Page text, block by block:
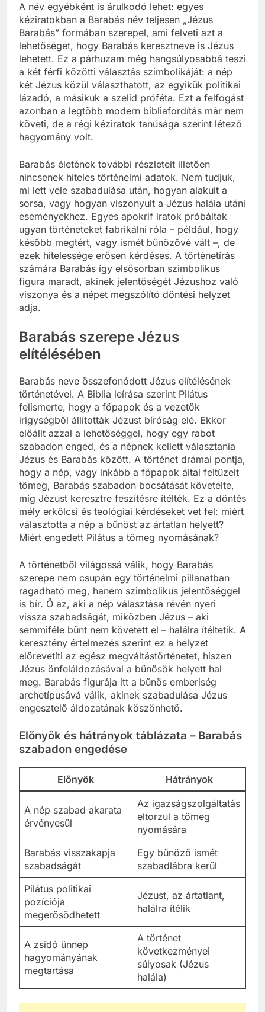
A név egyébként is árulkodó lehet: egyes
kéziratokban a Barabás név teljesen „Jézus
Barabás” formában szerepel, ami felveti azt a
lehetőséget, hogy Barabás keresztneve is Jézus
lehetett. Ez a párhuzam még hangsúlyosabbá teszi
a két férfi közötti választás szimbolikáját: a nép
két Jézus közül választhatott, az egyikük politikai
lázadó, a másikuk a szelíd próféta. Ezt a felfogást
azonban a legtöbb modern bibliafordítás már nem
követi, de a régi kéziratok tanúsága szerint létező
hagyomány volt.
Barabás életének további részleteit illetően
nincsenek hiteles történelmi adatok. Nem tudjuk,
mi lett vele szabadulása után, hogyan alakult a
sorsa, vagy hogyan viszonyult a Jézus halála utáni
eseményekhez. Egyes apokrif iratok próbáltak
ugyan történeteket fabrikálni róla – például, hogy
később megtért, vagy ismét bűnözővé vált –, de
ezek hitelessége erősen kérdéses. A történetírás
számára Barabás így elsősorban szimbolikus
figura maradt, akinek jelentőségét Jézushoz való
viszonya és a népet megszólító döntési helyzet
adja.
Barabás szerepe Jézus
elítélésében
Barabás neve összefonódott Jézus elítélésének
történetével. A Biblia leírása szerint Pilátus
felismerte, hogy a főpapok és a vezetők
irigységből állították Jézust bíróság elé. Ekkor
előállt azzal a lehetőséggel, hogy egy rabot
szabadon enged, és a népnek kellett választania
Jézus és Barabás között. A történet drámai pontja,
hogy a nép, vagy inkább a főpapok által feltüzelt
tömeg, Barabás szabadon bocsátását követelte,
míg Jézust keresztre feszítésre ítélték. Ez a döntés
mély erkölcsi és teológiai kérdéseket vet fel: miért
választotta a nép a bűnöst az ártatlan helyett?
Miért engedett Pilátus a tömeg nyomásának?
A történetből világossá válik, hogy Barabás
szerepe nem csupán egy történelmi pillanatban
ragadható meg, hanem szimbolikus jelentőséggel
is bír. Ő az, aki a nép választása révén nyeri
vissza szabadságát, miközben Jézus – aki
semmiféle bűnt nem követett el – halálra ítéltetik. A
keresztény értelmezés szerint ez a helyzet
előrevetíti az egész megváltástörténetet, hiszen
Jézus önfeláldozásával a bűnösök helyett hal
meg. Barabás figurája itt a bűnös emberiség
archetípusává válik, akinek szabadulása Jézus
engesztelő áldozatának köszönhető.
Előnyök és hátrányok táblázata – Barabás
szabadon engedése
Előnyök Hátrányok
A nép szabad akarata
érvényesül
Az igazságszolgáltatás
eltorzul a tömeg
nyomására
Barabás visszakapja
szabadságát
Egy bűnöző ismét
szabadlábra kerül
Pilátus politikai
pozíciója
megerősödhetett
Jézust, az ártatlant,
halálra ítélik
A zsidó ünnep
hagyományának
megtartása
A történet
következményei
súlyosak (Jézus
halála)